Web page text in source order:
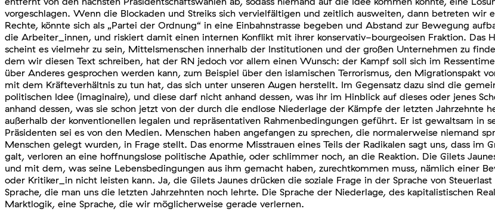
vorgeschlagen. Wenn die Blockaden und Streiks sich vervielfältigen und zeitlich ausweiten, dann betreten
Rechte, könnte sich als „Partei der Ordnung“ in eine Einbahnstrasse begeben und Abstand zur Bewegung
die Arbeiter_innen, und riskiert damit einen internen Konflikt mit ihrer konservativ-bourgeoisen Fraktion. Das
scheint es vielmehr zu sein, Mittelsmenschen innerhalb der Institutionen und der großen Unternehmen zu
dem wir diesen Text schreiben, hat der RN jedoch vor allem einen Wunsch: der Kampf soll sich im
über Anderes gesprochen werden kann, zum Beispiel über den islamischen Terrorismus, den Migrationspakt
mit dem Kräfteverhältnis zu tun hat, das sich unter unseren Augen herstellt. Im Gegensatz dazu sind die
politischen Idee (imaginaire), und diese darf nicht anhand dessen, was ihr im Hinblick auf dieses oder jenes
anhand dessen, was sie schon jetzt von der durch die endlose Niederlage der Kämpfe der letzten
außerhalb der konventionellen legalen und repräsentativen Rahmenbedingungen geführt. Er ist gewaltsam in
Präsidenten sei es von den Medien. Menschen haben angefangen zu sprechen, die normalerweise niemand
Menschen gelegt wurden, in Frage stellt. Das enorme Misstrauen eines Teils der Radikalen sagt uns, dass im
galt, verloren an eine hoffnungslose politische Apathie, oder schlimmer noch, an die Reaktion. Die Gilets
und mit dem, was seine Lebensbedingungen aus ihm gemacht haben, zurechtkommen muss, nämlich einer
oder Kritiker_in nicht leisten kann. Ja, die Gilets Jaunes drücken die soziale Frage in der Sprache von
Sprache, die man uns die letzten Jahrzehnten noch lehrte. Die Sprache der Niederlage, des kapitalistischen
Marktlogik, eine Sprache, die wir möglicherweise gerade verlernen.